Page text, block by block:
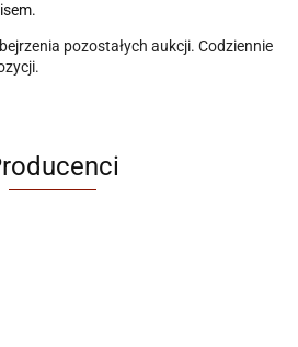
pozostałych aukcji. Codziennie